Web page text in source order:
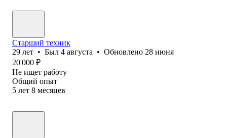
Старший техник
29 лет • Был 4 августа • Обновлено 28 июня
20 000 ₽
Не ищет работу
Общий опыт
5 лет 8 месяцев